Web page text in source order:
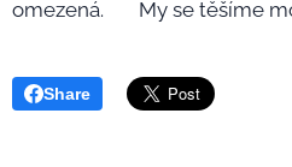
omezená. ☺️ My se těšíme
Share